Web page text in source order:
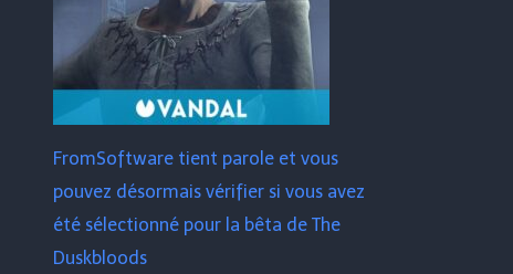
FromSoftware tient parole et vous
pouvez désormais vérifier si vous avez
été sélectionné pour la bêta de The
Duskbloods